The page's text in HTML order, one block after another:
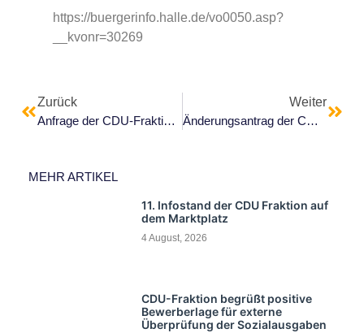
https://buergerinfo.halle.de/vo0050.asp?
__kvonr=30269
Zurück
Anfrage der CDU-Fraktion zu den Parkflächen für Fahrräder am Hauptbahnhof
Weiter
Änderungsantrag der CDU-Fraktion zum Antrag der SPD-Fraktion Stadt Halle (Saale) zur Plastik „Der Aufsteigende„ von Herbert Volwahsen
MEHR ARTIKEL
11. Infostand der CDU Fraktion auf
dem Marktplatz
4 August, 2026
CDU-Fraktion begrüßt positive
Bewerberlage für externe
Überprüfung der Sozialausgaben